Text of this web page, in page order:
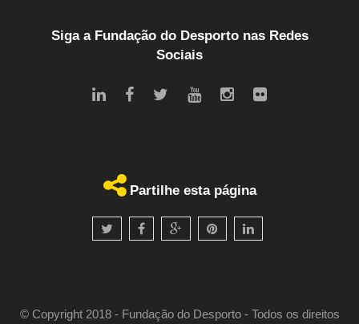
Siga a Fundação do Desporto nas Redes
Sociais
Partilhe esta página
© Copyright 2018 - Fundação do Desporto - Todos os direitos